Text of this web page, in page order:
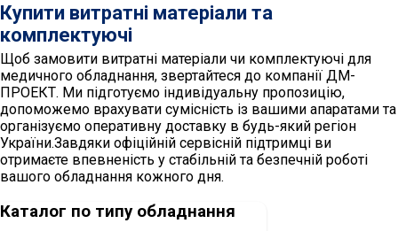
Купити витратні матеріали та
комплектуючі
Щоб замовити витратні матеріали чи комплектуючі для
медичного обладнання, звертайтеся до компанії ДМ-
ПРОЕКТ. Ми підготуємо індивідуальну пропозицію,
допоможемо врахувати сумісність із вашими апаратами та
організуємо оперативну доставку в будь-який регіон
України.Завдяки офіційній сервісній підтримці ви
отримаєте впевненість у стабільній та безпечній роботі
вашого обладнання кожного дня.
Каталог по типу обладнання